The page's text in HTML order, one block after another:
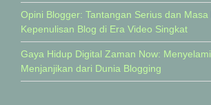
Opini Blogger: Tantangan Serius dan Masa
Kepenulisan Blog di Era Video Singkat
Gaya Hidup Digital Zaman Now:
Menjanjikan dari Dunia Blogging